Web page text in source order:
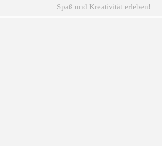
Spaß und Kreativität erleben!